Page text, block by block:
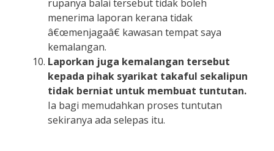
rupanya balai tersebut tidak boleh
menerima laporan kerana tidak
â€œmenjagaâ€ kawasan tempat saya
kemalangan.
Laporkan juga kemalangan tersebut
kepada pihak syarikat takaful sekalipun
tidak berniat untuk membuat tuntutan.
Ia bagi memudahkan proses tuntutan
sekiranya ada selepas itu.